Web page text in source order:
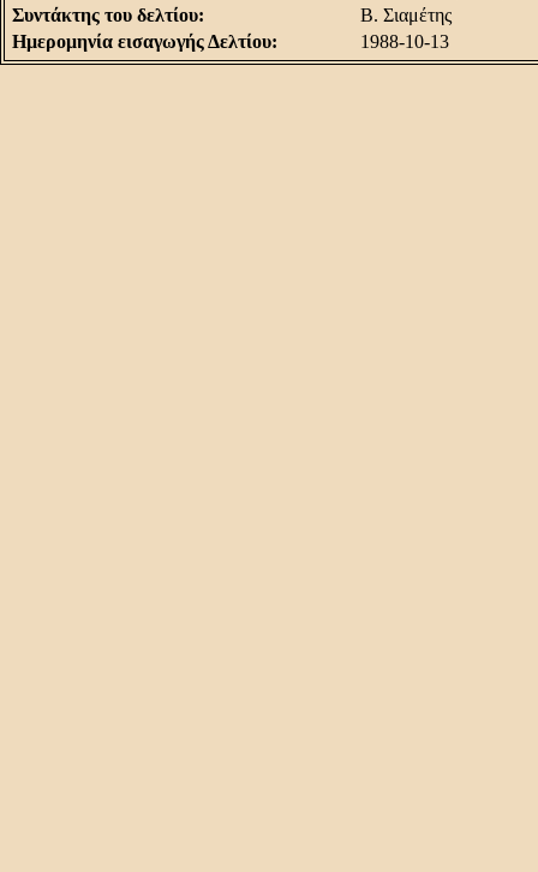
Συντάκτης του δελτίου:
Β. Σιαμέτης
Hμερομηνία εισαγωγής Δελτίου:
1988-10-13